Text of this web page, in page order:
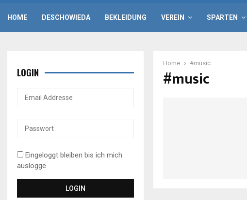
HOME DESCHOWIEDA BEKLEIDUNG VEREIN SPARTEN
Home #music
#music
LOGIN
Eingeloggt bleiben bis ich mich
auslogge